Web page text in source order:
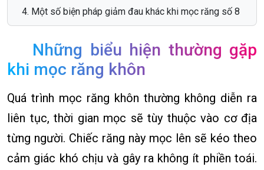
Một số biện pháp giảm đau khác khi mọc răng số 8
Những biểu hiện thường gặp
khi mọc răng khôn
Quá trình mọc răng khôn thường không diễn ra
liên tục, thời gian mọc sẽ tùy thuộc vào cơ địa
từng người. Chiếc răng này mọc lên sẽ kéo theo
cảm giác khó chịu và gây ra không ít phiền toái.